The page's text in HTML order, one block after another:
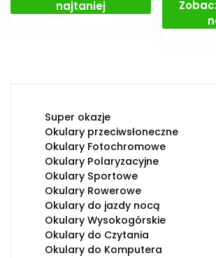
najtaniej
Super okazje
Okulary przeciwsłoneczne
Okulary Fotochromowe
Okulary Polaryzacyjne
Okulary Sportowe
Okulary Rowerowe
Okulary do jazdy nocą
Okulary Wysokogórskie
Okulary do Czytania
Okulary do Komputera